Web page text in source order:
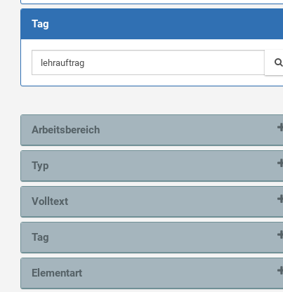
Tag
Arbeitsbereich
Typ
Volltext
Tag
Elementart